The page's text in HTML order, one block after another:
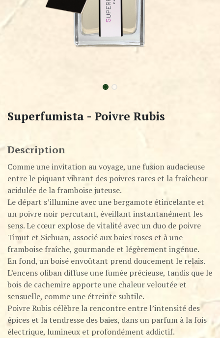
Superfumista - Poivre Rubis
Description
Comme une invitation au voyage, une fusion audacieuse
entre le piquant vibrant des poivres rares et la fraîcheur
acidulée de la framboise juteuse.
Le départ s’illumine avec une bergamote étincelante et
un poivre noir percutant, éveillant instantanément les
sens. Le cœur explose de vitalité avec un duo de poivre
Timut et Sichuan, associé aux baies roses et à une
framboise fraîche, gourmande et légèrement ingénue.
En fond, un boisé envoûtant prend doucement le relais.
L’encens oliban diffuse une fumée précieuse, tandis que le
bois de cachemire apporte une chaleur veloutée et
sensuelle, comme une étreinte subtile.
Poivre Rubis célèbre la rencontre entre l’intensité des
épices et la tendresse des baies, dans un parfum à la fois
électrique, lumineux et profondément addictif.